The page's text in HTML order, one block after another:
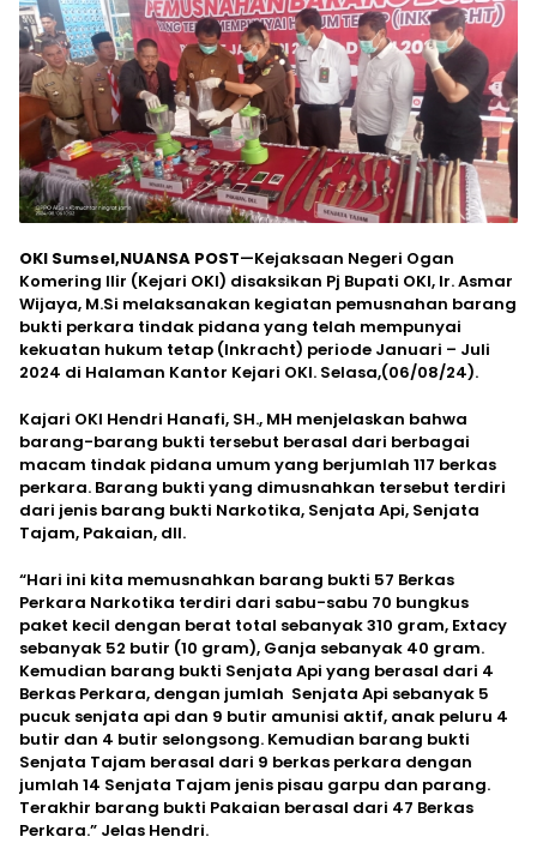
OKI Sumsel,NUANSA POST—Kejaksaan Negeri Ogan
Komering Ilir (Kejari OKI) disaksikan Pj Bupati OKI, Ir. Asmar
Wijaya, M.Si melaksanakan kegiatan pemusnahan barang
bukti perkara tindak pidana yang telah mempunyai
kekuatan hukum tetap (Inkracht) periode Januari – Juli
2024 di Halaman Kantor Kejari OKI. Selasa,(06/08/24).
Kajari OKI Hendri Hanafi, SH., MH menjelaskan bahwa
barang-barang bukti tersebut berasal dari berbagai
macam tindak pidana umum yang berjumlah 117 berkas
perkara. Barang bukti yang dimusnahkan tersebut terdiri
dari jenis barang bukti Narkotika, Senjata Api, Senjata
Tajam, Pakaian, dll.
“Hari ini kita memusnahkan barang bukti 57 Berkas
Perkara Narkotika terdiri dari sabu-sabu 70 bungkus
paket kecil dengan berat total sebanyak 310 gram, Extacy
sebanyak 52 butir (10 gram), Ganja sebanyak 40 gram.
Kemudian barang bukti Senjata Api yang berasal dari 4
Berkas Perkara, dengan jumlah Senjata Api sebanyak 5
pucuk senjata api dan 9 butir amunisi aktif, anak peluru 4
butir dan 4 butir selongsong. Kemudian barang bukti
Senjata Tajam berasal dari 9 berkas perkara dengan
jumlah 14 Senjata Tajam jenis pisau garpu dan parang.
Terakhir barang bukti Pakaian berasal dari 47 Berkas
Perkara.” Jelas Hendri.